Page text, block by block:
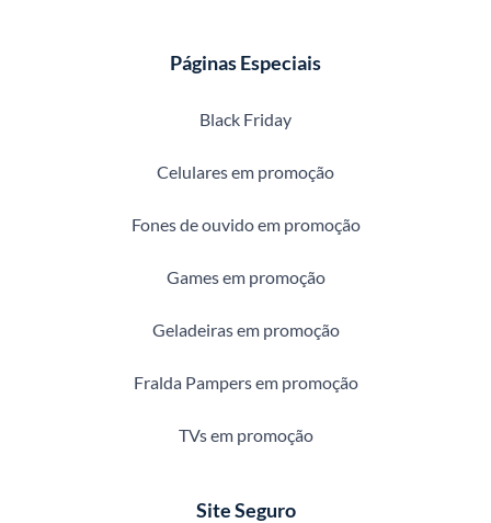
Páginas Especiais
Black Friday
Celulares em promoção
Fones de ouvido em promoção
Games em promoção
Geladeiras em promoção
Fralda Pampers em promoção
TVs em promoção
Site Seguro